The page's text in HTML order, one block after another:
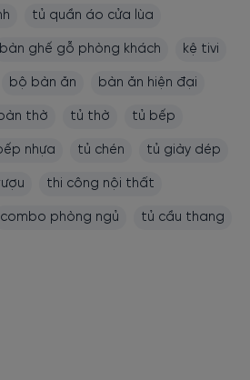
tủ quần áo cửa lùa
bàn ghế gỗ phòng khách kệ tivi
bộ bàn ăn bàn ăn hiện đại
thờ tủ thờ tủ bếp
nhựa tủ chén tủ giày dép
thi công nội thất
combo phòng ngủ tủ cầu thang